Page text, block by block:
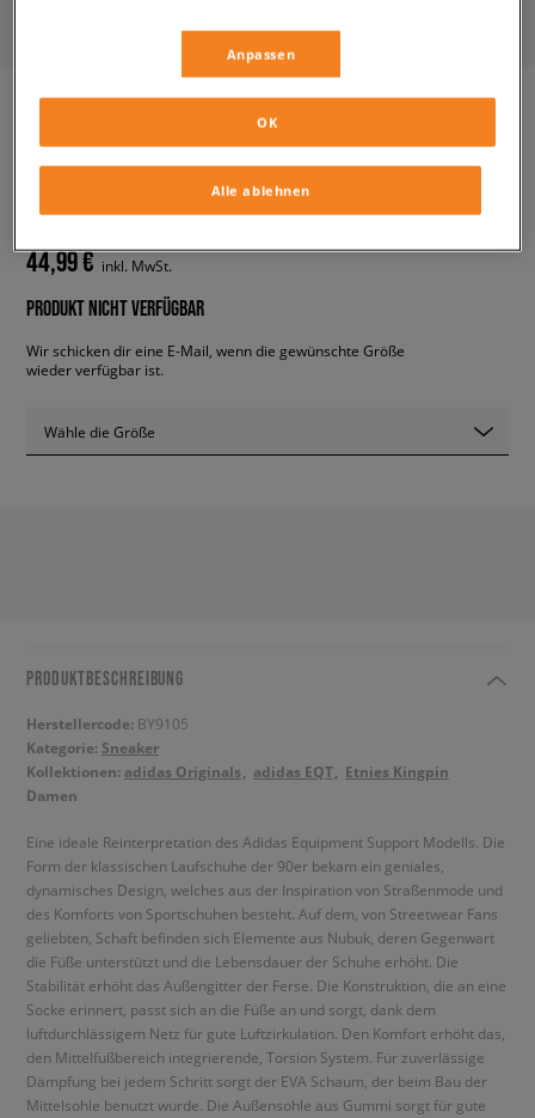
ADIDAS EQT SUPPORT RF W
44,99 € inkl. MwSt.
PRODUKT NICHT VERFÜGBAR
Wir schicken dir eine E-Mail, wenn die gewünschte Größe
wieder verfügbar ist.
Wähle die Größe
PRODUKTBESCHREIBUNG
Herstellercode: BY9105
Kategorie: Sneaker
Kollektionen: adidas Originals adidas EQT
Etnies Kingpin
Damen
Eine ideale Reinterpretation des Adidas Equipment Support Modells. Die
Form der klassischen Laufschuhe der 90er bekam ein geniales,
dynamisches Design, welches aus der Inspiration von Straßenmode und
des Komforts von Sportschuhen besteht. Auf dem, von Streetwear Fans
geliebten, Schaft befinden sich Elemente aus Nubuk, deren Gegenwart
die Füße unterstützt und die Lebensdauer der Schuhe erhöht. Die
Stabilität erhöht das Außengitter der Ferse. Die Konstruktion, die an eine
Socke erinnert, passt sich an die Füße an und sorgt, dank dem
luftdurchlässigem Netz für gute Luftzirkulation. Den Komfort erhöht das,
den Mittelfußbereich integrierende, Torsion System. Für zuverlässige
Dämpfung bei jedem Schritt sorgt der EVA Schaum, der beim Bau der
Mittelsohle benutzt wurde. Die Außensohle aus Gummi sorgt für gute
Anpassen
Alle ablehnen
OK